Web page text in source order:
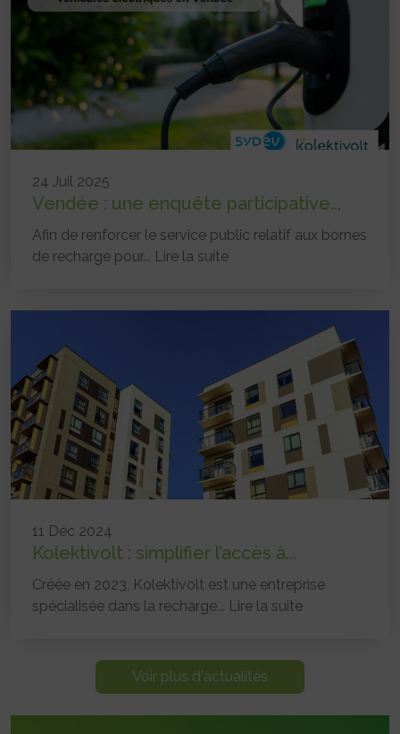
24 Juil 2025
Vendée : une enquête participative...
Afin de renforcer le service public relatif aux bornes
de recharge pour... Lire la suite
11 Déc 2024
Kolektivolt : simplifier l’accès à...
Créée en 2023, Kolektivolt est une entreprise
spécialisée dans la recharge... Lire la suite
Voir plus d'actualités